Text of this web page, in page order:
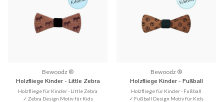
Bewoodz ®
Holzfliege Kinder - Little Zebra
Holzfliege für Kinder - Little Zebra
✓ Zebra Design Motiv für Kids
Bewoodz ®
Holzfliege Kinder - Fußball
Holzfliege für Kinder - Fußball
✓ Fußball Design Motiv für Kids